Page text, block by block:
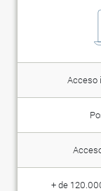
Acceso
+ de